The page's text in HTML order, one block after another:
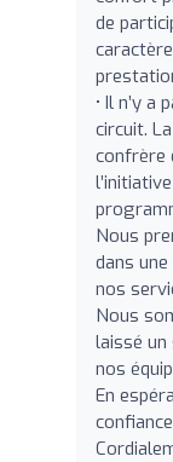
de
• Il n’y a
circuit.
confrère
Nous
dans
nos
Nous
laissé
nos
En